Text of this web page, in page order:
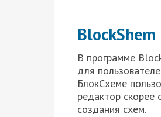
BlockShem
В программе
для
БлокСхеме
редактор скорее
создания схем.